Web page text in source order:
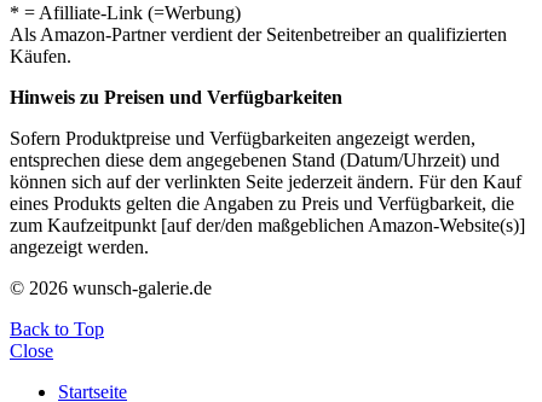
* = Afilliate-Link (=Werbung)
Als Amazon-Partner verdient der Seitenbetreiber an qualifizierten
Käufen.
Hinweis zu Preisen und Verfügbarkeiten
Sofern Produktpreise und Verfügbarkeiten angezeigt werden,
entsprechen diese dem angegebenen Stand (Datum/Uhrzeit) und
können sich auf der verlinkten Seite jederzeit ändern. Für den Kauf
eines Produkts gelten die Angaben zu Preis und Verfügbarkeit, die
zum Kaufzeitpunkt [auf der/den maßgeblichen Amazon-Website(s)]
angezeigt werden.
© 2026 wunsch-galerie.de
Back to Top
Close
Startseite